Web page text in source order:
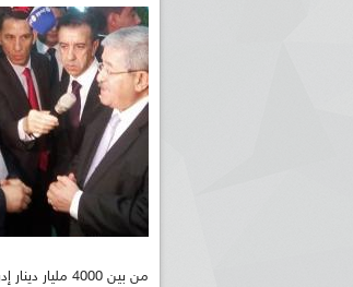
من بين 4000 مليار دينار إدراجها ضمن التمويل غير التقليدي.